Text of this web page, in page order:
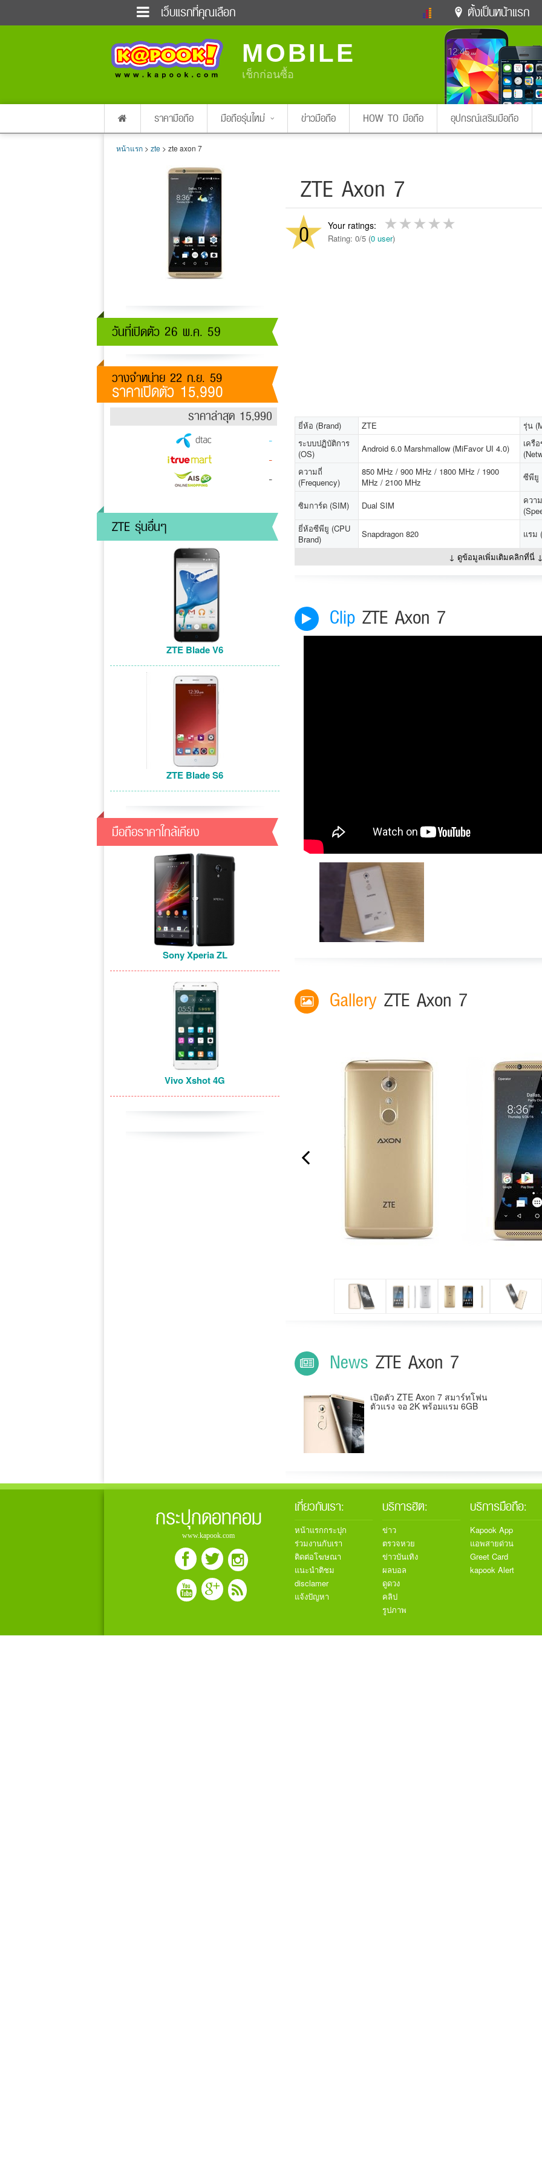
เว็บแรกที่คุณเลือก ตั้งเป็นหน้าแรก
ละคร
ฟังวิทยุออนไลน์
เกม หมากรุกไทย
Glitter
แต่งงาน
แม่และเด็ก ดูดวง
สุขภาพ
กลอน
dictionary
เช็คความเร็วเน็ต iPhone Facebook Twitter
MOBILE
เช็กก่อนซื้อ
ราคามือถือ มือถือรุ่นใหม่ ข่าวมือถือ HOW TO มือถือ อุปกรณ์เสริมมือถือ
หน้าแรก > zte > zte axon 7
ZTE Axon 7
0 Rating: 0/5 (0 user)
ยี่ห้อ (Brand) ZTE
รุ่น
ระบบปฏิบัติการ
(OS)
Android 6.0 Marshmallow (MiFavor UI 4.0)
เครื
ความถี่
(Frequency)
850 MHz / 900 MHz / 1800 MHz / 1900
MHz / 2100 MHz
ซีพียู
ซิมการ์ด (SIM) Dual SIM
ควา
ยี่ห้อซีพียู (CPU
Brand)
Snapdragon 820
แรม
↓ ดูข้อมูลเพิ่มเติมคลิกที่นี่
Clip ZTE Axon 7
Gallery ZTE Axon 7
News ZTE Axon 7
เปิดตัว ZTE Axon 7 สมาร์ทโฟน
ตัวแรง จอ 2K พร้อมแรม 6GB
วันที่เปิดตัว 26 พ.ค. 59
วางจำหน่าย 22 ก.ย. 59
ราคาเปิดตัว 15,990
ราคาล่าสุด 15,990
-
-
-
ZTE รุ่นอื่นๆ
ZTE Blade V6
ZTE Blade S6
มือถือราคาใกล้เคียง
Sony Xperia ZL
Vivo Xshot 4G
กระปุกดอทคอม
www.kapook.com
เกี่ยวกับเรา:
หน้าแรกกระปุก
ร่วมงานกับเรา
ติดต่อโฆษณา
แนะนำติชม
disclamer
แจ้งปัญหา
บริการฮิต:
ข่าว
ตรวจหวย
ข่าวบันเทิง
ผลบอล
ดูดวง
คลิป
รูปภาพ
บริการมือถือ:
Kapook App
แอพสายด่วน
Greet Card
kapook Alert